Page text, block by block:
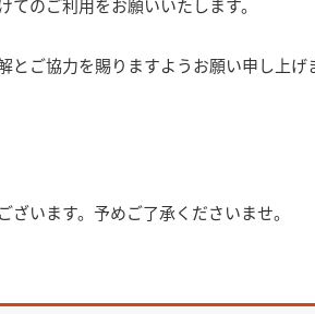
のご利用をお願いいたします。
ご協力を賜りますようお願い申し上げ
います。予めご了承くださいませ。